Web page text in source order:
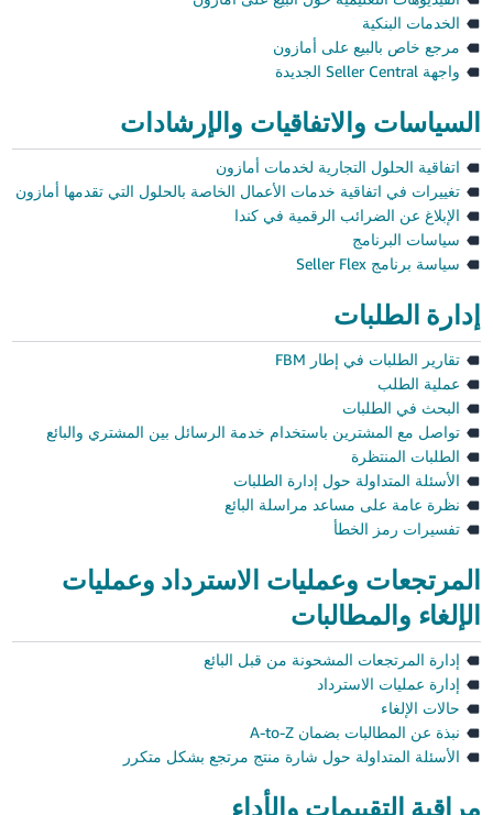
الخدمات البنكية
مرجع خاص بالبيع على أمازون
واجهة Seller Central الجديدة
السياسات والاتفاقيات والإرشادات
اتفاقية الحلول التجارية لخدمات أمازون
تغييرات في اتفاقية خدمات الأعمال الخاصة بالحلول التي تقدمها أمازون
الإبلاغ عن الضرائب الرقمية في كندا
سياسات البرنامج
سياسة برنامج Seller Flex
إدارة الطلبات
تقارير الطلبات في إطار FBM
عملية الطلب
البحث في الطلبات
تواصل مع المشترين باستخدام خدمة الرسائل بين المشتري والبائع
الطلبات المنتظرة
الأسئلة المتداولة حول إدارة الطلبات
نظرة عامة على مساعد مراسلة البائع
تفسيرات رمز الخطأ
المرتجعات وعمليات الاسترداد وعمليات
الإلغاء والمطالبات
إدارة المرتجعات المشحونة من قبل البائع
إدارة عمليات الاسترداد
حالات الإلغاء
نبذة عن المطالبات بضمان A-to-Z
الأسئلة المتداولة حول شارة منتج مرتجع بشكل متكرر
مراقبة التقييمات والأداء